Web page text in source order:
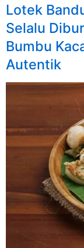
Lotek
Selalu
Bumbu
Autentik